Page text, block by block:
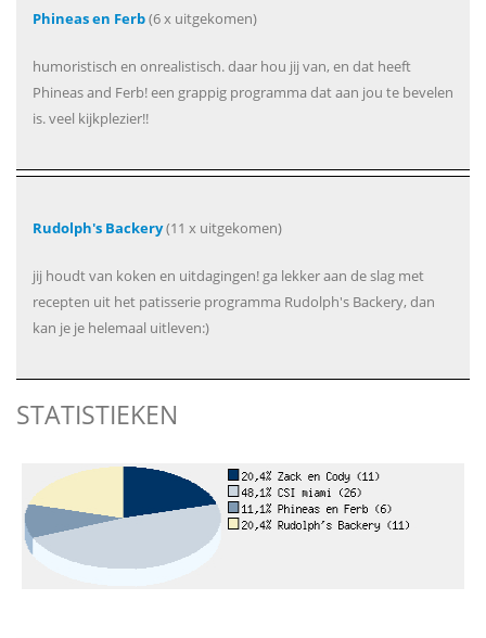
Phineas en Ferb(6 x uitgekomen)
humoristisch en onrealistisch. daar hou jij van, en dat heeft
Phineas and Ferb! een grappig programma dat aan jou te bevelen
is. veel kijkplezier!!
Rudolph's Backery(11 x uitgekomen)
jij houdt van koken en uitdagingen! ga lekker aan de slag met
recepten uit het patisserie programma Rudolph's Backery, dan
kan je je helemaal uitleven:)
STATISTIEKEN